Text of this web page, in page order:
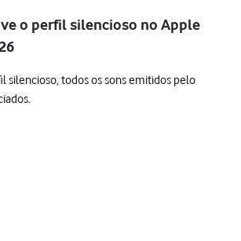
o perfil silencioso no Apple
silencioso, todos os sons emitidos pelo